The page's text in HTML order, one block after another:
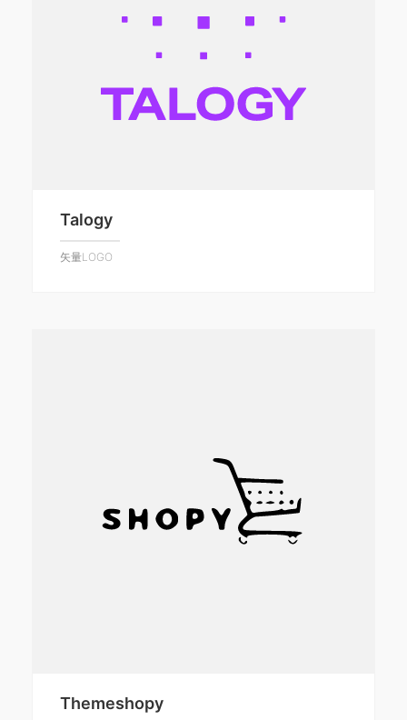
Talogy
矢量LOGO
Themeshopy